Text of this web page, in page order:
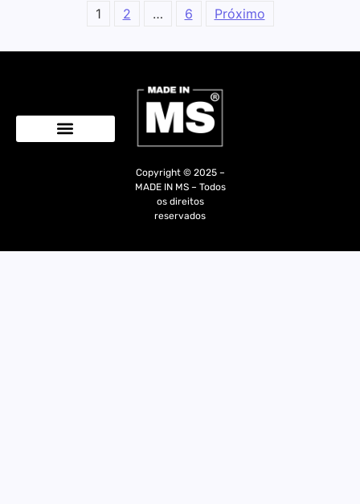
1 2 … 6 Próximo
Copyright © 2025 –
MADE IN MS – Todos
os direitos
reservados